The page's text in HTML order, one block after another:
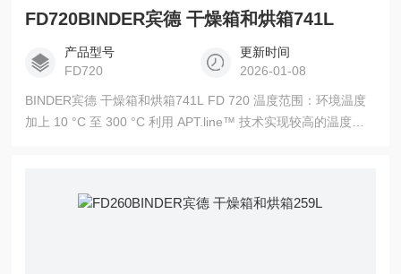
FD720BINDER宾德 干燥箱和烘箱741L
产品型号
FD720
更新时间
2026-01-08
BINDER宾德 干燥箱和烘箱741L FD 720 温度范围：环境温度
加上 10 °C 至 300 °C 利用 APT.line™ 技术实现较高的温度精